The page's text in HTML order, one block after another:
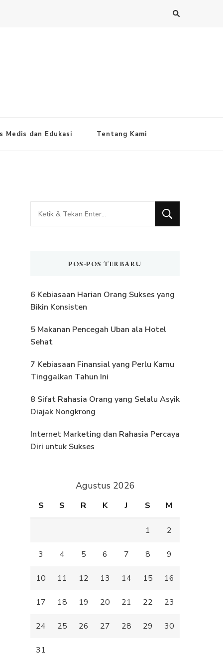
Medis dan Edukasi Tentang Kami
Mencari
Sesuatu?
POS-POS TERBARU
6 Kebiasaan Harian Orang Sukses yang
Bikin Konsisten
5 Makanan Pencegah Uban ala Hotel
Sehat
7 Kebiasaan Finansial yang Perlu Kamu
Tinggalkan Tahun Ini
8 Sifat Rahasia Orang yang Selalu Asyik
Diajak Nongkrong
Internet Marketing dan Rahasia Percaya
Diri untuk Sukses
Agustus 2026
S S R K J S M
1 2
3 4 5 6 7 8 9
10 11 12 13 14 15 16
17 18 19 20 21 22 23
24 25 26 27 28 29 30
31